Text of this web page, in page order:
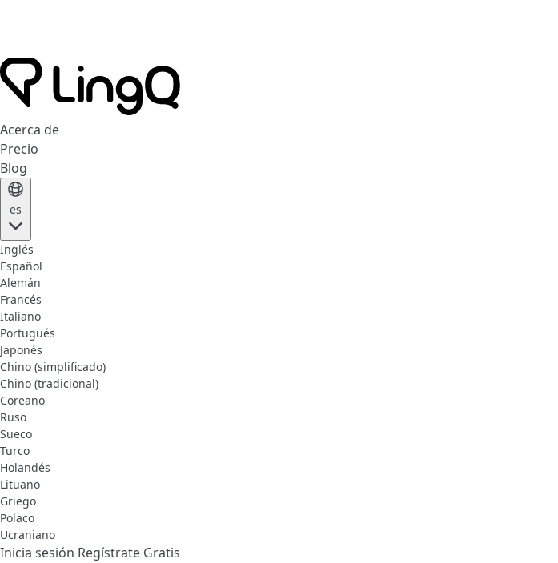
Acerca de
Precio
Blog
es
Inglés
Español
Alemán
Francés
Italiano
Portugués
Japonés
Chino (simplificado)
Chino (tradicional)
Coreano
Ruso
Sueco
Turco
Holandés
Lituano
Griego
Polaco
Ucraniano
Inicia sesión Regístrate Gratis